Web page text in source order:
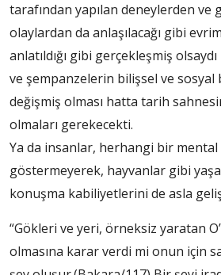
tarafından yapılan deneylerden ve
olaylardan da anlaşılacağı gibi
anlatıldığı gibi gerçekleşmiş
ve şempanzelerin bilişsel ve sosyal
değişmiş olması hatta tarih
olmaları gerekecekti.
Ya da insanlar, herhangi bir mental
göstermeyerek, hayvanlar gibi
konuşma kabiliyetlerini de asla
“Gökleri ve yeri, örneksiz yaratan
olmasına karar verdi mi onun için